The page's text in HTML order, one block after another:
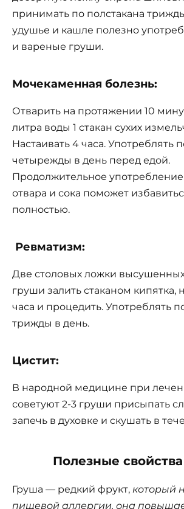
принимать по полстакана
удушье и кашле полезно
и вареные груши.
Мочекаменная болезнь:
Отварить на протяжении 10
литра воды 1 стакан сухих
Настаивать 4 часа. Употреблять
четырежды в день перед едой.
Продолжительное
отвара и сока поможет
полностью.
Ревматизм:
Две столовых ложки
груши залить стаканом кипятка,
часа и процедить. Употреблять по
трижды в день.
Цистит:
В народной медицине при
советуют 2-3 груши присыпать
запечь в духовке и скушать в
Полезные
Груша — редкий фрукт, который
пищевой аллергии, она